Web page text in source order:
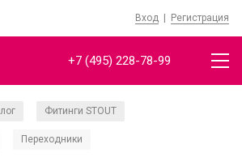
Вход | Регистрация
+7 (495) 228-78-99
Фитинги STOUT
Переходники